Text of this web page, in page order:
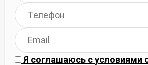
Я соглашаюсь сусловиями